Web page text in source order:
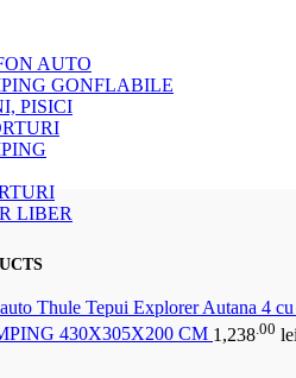
AUTO
GONFLABILE
PISICI
LIBER
Thule Tepui Explorer Autana 4
430X305X200 CM 1,238 .00